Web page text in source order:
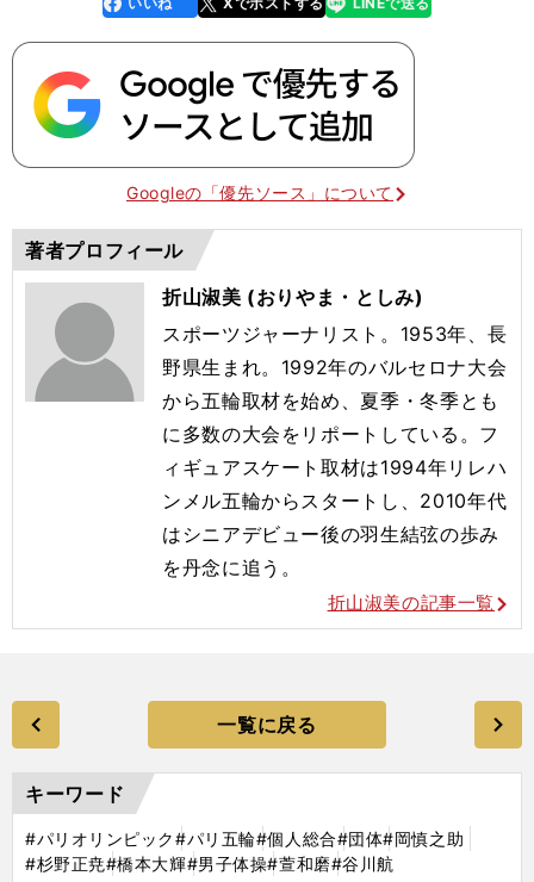
k
Googleの「優先ソース」について
著者プロフィール
折山淑美 (おりやま・としみ)
スポーツジャーナリスト。1953年、長
野県生まれ。1992年のバルセロナ大会
から五輪取材を始め、夏季・冬季とも
に多数の大会をリポートしている。フ
ィギュアスケート取材は1994年リレハ
ンメル五輪からスタートし、2010年代
はシニアデビュー後の羽生結弦の歩み
を丹念に追う。
折山淑美の記事一覧
一覧に戻る
キーワード
#パリオリンピック#パリ五輪#個人総合#団体#岡慎之助
#杉野正尭#橋本大輝#男子体操#萱和磨#谷川航